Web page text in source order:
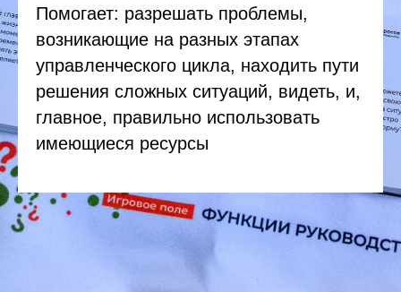
Помогает: разрешать проблемы,
возникающие на разных этапах
управленческого цикла, находить пути
решения сложных ситуаций, видеть, и,
главное, правильно использовать
имеющиеся ресурсы